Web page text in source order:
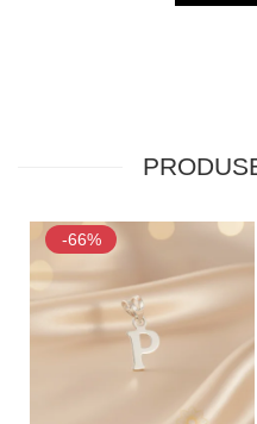
-66%